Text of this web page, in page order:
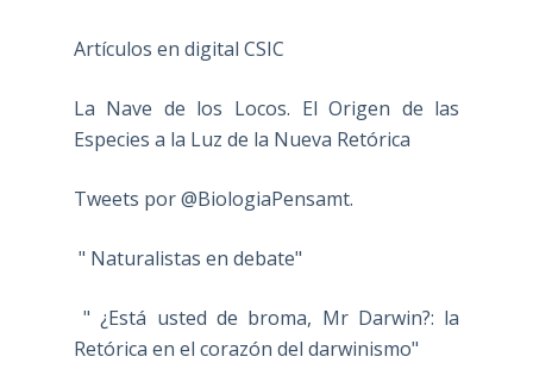
Artículos en digital CSIC
La Nave de los Locos. El Origen de las
Especies a la Luz de la Nueva Retórica
Tweets por @BiologiaPensamt.
" Naturalistas en debate"
" ¿Está usted de broma, Mr Darwin?: la
Retórica en el corazón del darwinismo"